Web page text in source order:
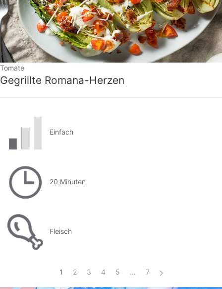
Tomate
Gegrillte Romana-Herzen
Einfach
20 Minuten
Fleisch
1 2 3 4 5 … 7